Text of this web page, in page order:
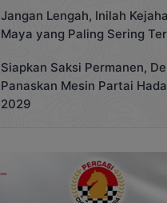
Jangan Lengah, Inilah
Maya yang Paling Sering
Siapkan Saksi Permanen,
Panaskan Mesin Partai
2029